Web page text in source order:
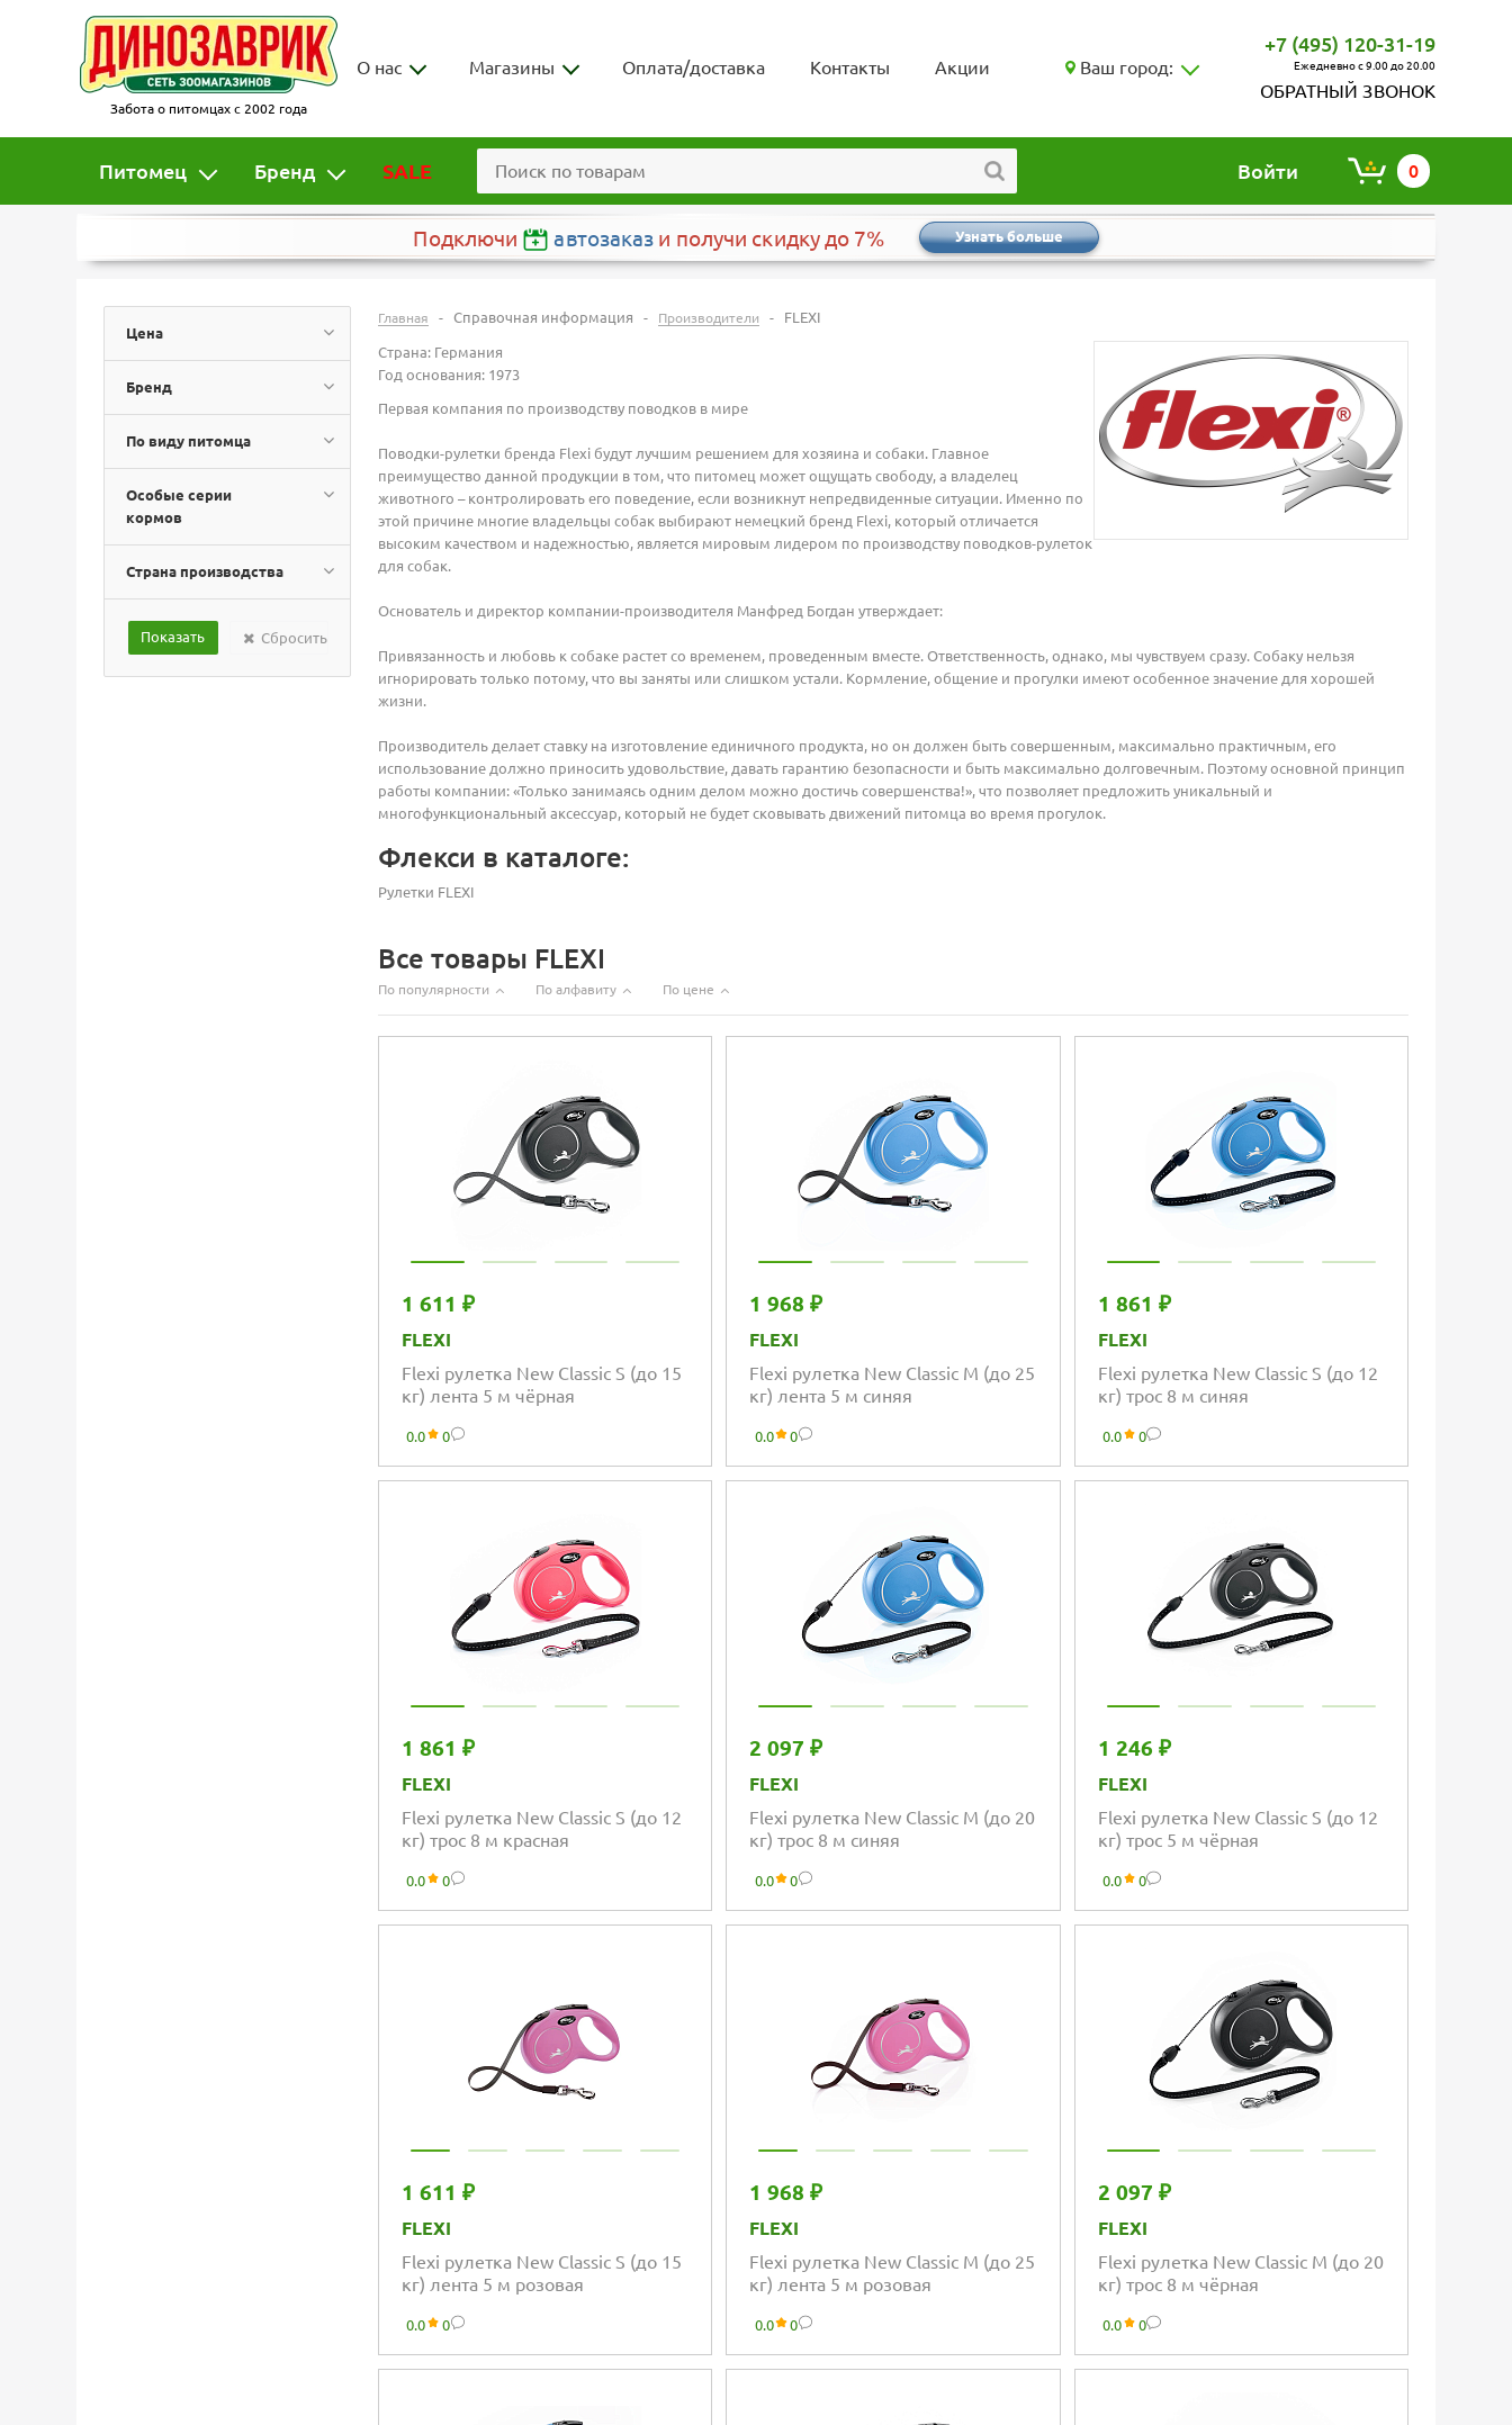
Забота о питомцах с 2002 года
О нас Магазины Оплата/доставка Контакты Акции Ваш город:
+7 (495) 120-31-19
Ежедневно с 9.00 до 20.00
ОБРАТНЫЙ ЗВОНОК
Питомец Бренд SALE Войти 0
Подключи автозаказ и получи скидку до 7% Узнать больше
Цена
Бренд
По виду питомца
Особые серии
кормов
Страна производства
Сбросить
Главная - Справочная информация - Производители - FLEXI
Страна: Германия
Год основания: 1973
Первая компания по производству поводков в мире
Поводки-рулетки бренда Flexi будут лучшим решением для хозяина и собаки. Главное
преимущество данной продукции в том, что питомец может ощущать свободу, а владелец
животного – контролировать его поведение, если возникнут непредвиденные ситуации. Именно по
этой причине многие владельцы собак выбирают немецкий бренд Flexi, который отличается
высоким качеством и надежностью, является мировым лидером по производству поводков-рулеток
для собак.
Основатель и директор компании-производителя Манфред Богдан утверждает:
Привязанность и любовь к собаке растет со временем, проведенным вместе. Ответственность, однако, мы чувствуем сразу. Собаку нельзя
игнорировать только потому, что вы заняты или слишком устали. Кормление, общение и прогулки имеют особенное значение для хорошей
жизни.
Производитель делает ставку на изготовление единичного продукта, но он должен быть совершенным, максимально практичным, его
использование должно приносить удовольствие, давать гарантию безопасности и быть максимально долговечным. Поэтому основной принцип
работы компании: «Только занимаясь одним делом можно достичь совершенства!», что позволяет предложить уникальный и
многофункциональный аксессуар, который не будет сковывать движений питомца во время прогулок.
Флекси в каталоге:
Рулетки FLEXI
Все товары FLEXI
По популярности По алфавиту По цене
1 611 ₽
FLEXI
Flexi рулетка New Classic S (до 15
кг) лента 5 м чёрная
0.0 0
1 968 ₽
FLEXI
Flexi рулетка New Classic M (до 25
кг) лента 5 м синяя
0.0 0
1 861 ₽
FLEXI
Flexi рулетка New Classic S (до 12
кг) трос 8 м синяя
0.0 0
1 861 ₽
FLEXI
Flexi рулетка New Classic S (до 12
кг) трос 8 м красная
0.0 0
2 097 ₽
FLEXI
Flexi рулетка New Classic M (до 20
кг) трос 8 м синяя
0.0 0
1 246 ₽
FLEXI
Flexi рулетка New Classic S (до 12
кг) трос 5 м чёрная
0.0 0
1 611 ₽
FLEXI
Flexi рулетка New Classic S (до 15
кг) лента 5 м розовая
0.0 0
1 968 ₽
FLEXI
Flexi рулетка New Classic M (до 25
кг) лента 5 м розовая
0.0 0
2 097 ₽
FLEXI
Flexi рулетка New Classic M (до 20
кг) трос 8 м чёрная
0.0 0